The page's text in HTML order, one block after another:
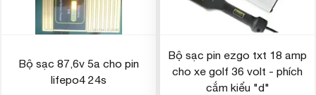
Bộ sạc 87,6v 5a cho pin
lifepo4 24s
Bộ sạc pin ezgo txt 18 amp
cho xe golf 36 volt - phích
cắm kiểu "d"